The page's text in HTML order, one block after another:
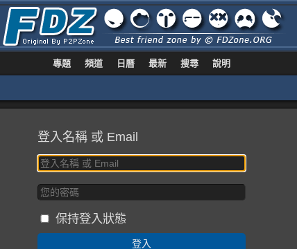
專題 頻道 日曆 最新 搜尋 說明
登入名稱 或 Email
保持登入狀態